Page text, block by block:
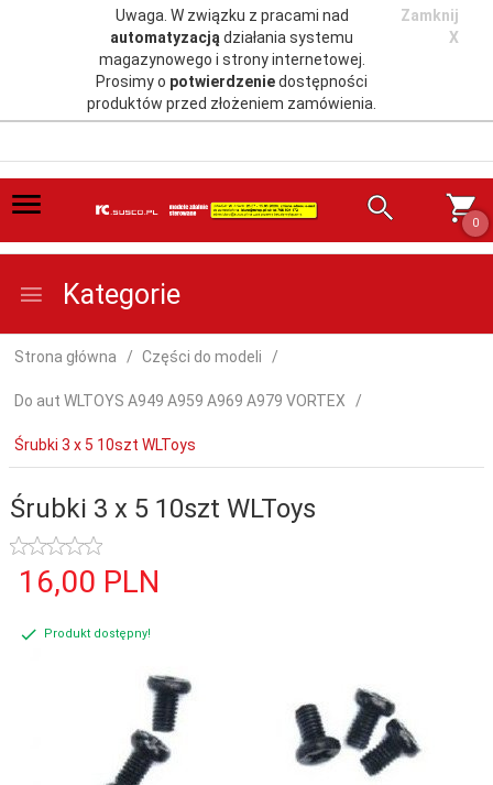
Uwaga. W związku z pracami nad
automatyzacjądziałania systemu
magazynowego i strony internetowej.
Prosimy o potwierdzeniedostępności
produktów przed złożeniem zamówienia.
Zamknij
X
0
Kategorie
Strona główna Części do modeli
Do aut WLTOYS A949 A959 A969 A979 VORTEX
Śrubki 3 x 5 10szt WLToys
Śrubki 3 x 5 10szt WLToys
16,00 PLN
Produkt dostępny!